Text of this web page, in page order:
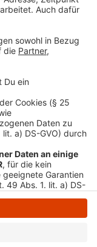
und
können an